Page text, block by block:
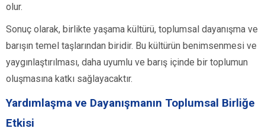
olur.
Sonuç olarak, birlikte yaşama kültürü, toplumsal dayanışma ve
barışın temel taşlarından biridir. Bu kültürün benimsenmesi ve
yaygınlaştırılması, daha uyumlu ve barış içinde bir toplumun
oluşmasına katkı sağlayacaktır.
Yardımlaşma ve Dayanışmanın Toplumsal Birliğe
Etkisi